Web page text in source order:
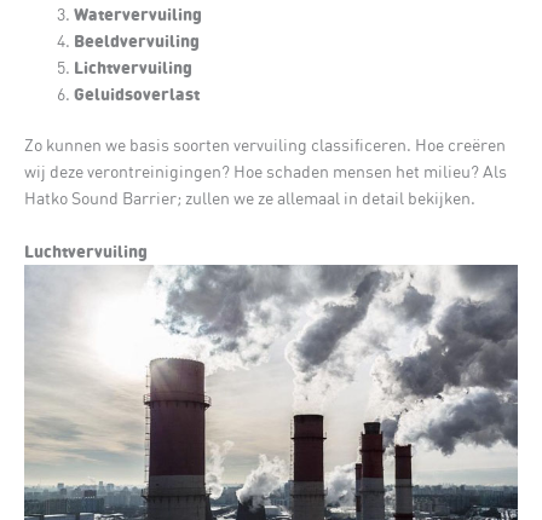
Watervervuiling
Beeldvervuiling
Lichtvervuiling
Geluidsoverlast
Zo kunnen we basis soorten vervuiling classificeren. Hoe creëren
wij deze verontreinigingen? Hoe schaden mensen het milieu? Als
Hatko Sound Barrier; zullen we ze allemaal in detail bekijken.
Luchtvervuiling